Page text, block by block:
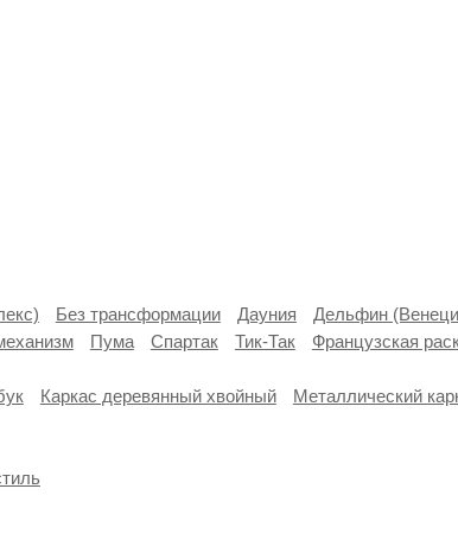
Без трансформации Дауния Дельфин
Пума Спартак Тик-Так
Французская
Каркас деревянный хвойный Металлический